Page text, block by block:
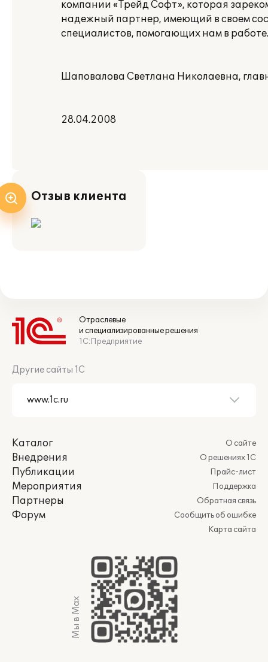
компании «Трейд Софт», которая
надежный партнер, имеющий в своем
специалистов, помогающих нам в работе.
Шаповалова Светлана Николаевна,
28.04.2008
Отзыв клиента
Отраслевые
и специализированные решения
1С:Предприятие
Другие сайты 1С
Каталог
Внедрения
Публикации
Мероприятия
Партнеры
Форум
О сайте
О решениях 1С
Прайс-лист
Поддержка
Обратная связь
Сообщить об ошибке
Карта сайта
Мы в Max